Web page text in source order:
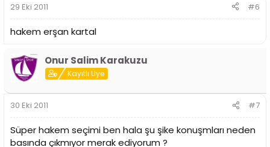
29 Eki 2011 #6
hakem erşan kartal
Onur Salim Karakuzu
Kayıtlı Üye
30 Eki 2011 #7
Süper hakem seçimi ben hala şu şike konuşmları neden
basında çıkmıyor merak ediyorum ?